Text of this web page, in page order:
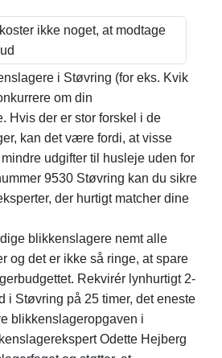
i Støvring (for eks. Kvik
om din
Hvis der er stor forskel i de
kan det være fordi, at visse
udgifter til husleje uden for
9530 Støvring kan du sikre
der hurtigt matcher dine
blikkenslagere nemt alle
og det er ikke så ringe, at spare
Rekvirér lynhurtigt 2-
i Støvring på 25 timer, det eneste
blikkenslageropgaven i
Odette Hejberg